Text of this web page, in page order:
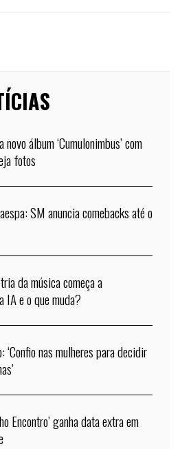
álbum ‘Cumulonimbus’ com
fotos
SM anuncia comebacks até o
da música começa a
IA e o que muda?
‘Confio nas mulheres para decidir
Encontro’ ganha data extra em